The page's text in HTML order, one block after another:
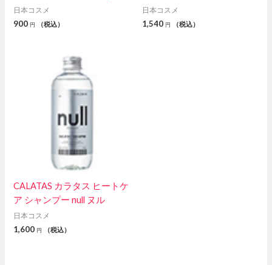
日本コスメ
900 円 （税込）
日本コスメ
1,540 円 （税込）
CALATAS カラタス ヒートケ
ア シャンプー null ヌル
日本コスメ
1,600 円 （税込）